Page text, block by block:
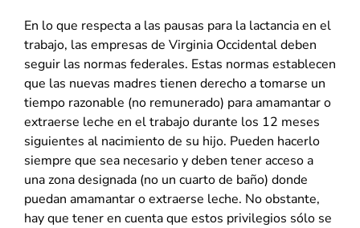
En lo que respecta a las pausas para la lactancia en el
trabajo, las empresas de Virginia Occidental deben
seguir las normas federales. Estas normas establecen
que las nuevas madres tienen derecho a tomarse un
tiempo razonable (no remunerado) para amamantar o
extraerse leche en el trabajo durante los 12 meses
siguientes al nacimiento de su hijo. Pueden hacerlo
siempre que sea necesario y deben tener acceso a
una zona designada (no un cuarto de baño) donde
puedan amamantar o extraerse leche. No obstante,
hay que tener en cuenta que estos privilegios sólo se